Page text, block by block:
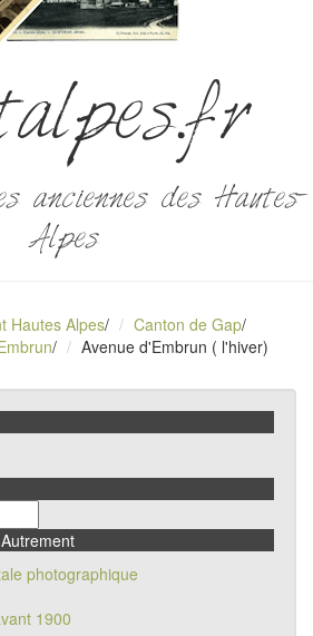
anciennes des Hautes-
Alpes
Hautes Alpes/ Canton de Gap/
/ Avenue d'Embrun ( l'hiver)
photographique
1900